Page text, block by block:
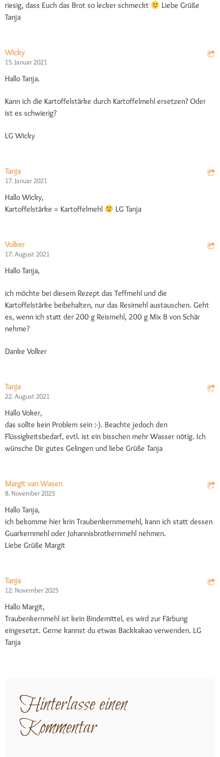
riesig, dass Euch das Brot so lecker schmeckt
Liebe Grüße
Tanja
Wicky
15. Januar 2021
Hallo Tanja.
Kann ich die Kartoffelstärke durch Kartoffelmehl ersetzen? Oder
ist es schwierig?
LG Wicky
Tanja
17. Januar 2021
Hallo Wicky,
Kartoffelstärke = Kartoffelmehl
LG Tanja
Volker
17. August 2021
Hallo Tanja,
ich möchte bei diesem Rezept das Teffmehl und die
Kartoffelstärke beibehalten, nur das Resimehl austauschen. Geht
es, wenn ich statt der 200 g Reismehl, 200 g Mix B von Schär
nehme?
Danke Volker
Tanja
22. August 2021
Hallo Voker,
das sollte kein Problem sein :-). Beachte jedoch den
Flüssigkeitsbedarf, evtl. ist ein bisschen mehr Wasser nötig. Ich
wünsche Dir gutes Gelingen und liebe Grüße Tanja
Margit van Wasen
8. November 2025
Hallo Tanja,
ich bekomme hier krin Traubenkernmemehl, kann ich statt dessen
Guarkernmehl oder Johannisbrotkernmehl nehmen.
Liebe Grüße Margit
Tanja
12. November 2025
Hallo Margit,
Traubenkernmehl ist kein Bindemittel, es wird zur Färbung
eingesetzt. Gerne kannst du etwas Backkakao verwenden. LG
Tanja
Hinterlasse einen
Kommentar